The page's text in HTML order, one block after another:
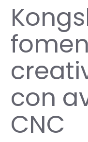
con
CNC